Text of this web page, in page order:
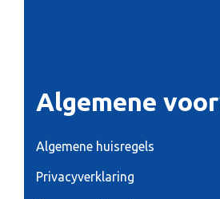
Algemene
Algemene huisregels
Privacyverklaring